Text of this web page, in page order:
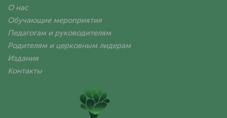
О нас
Обучающие мероприятия
Педагогам и руководителям
Родителям и церковным лидерам
Издания
Контакты